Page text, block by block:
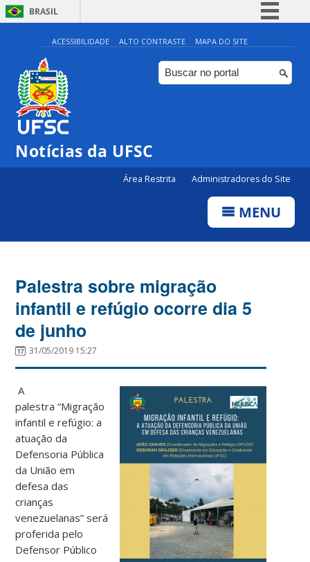
BRASIL
Simplifique!
Comunica BR
Participe
ACESSIBILIDADE ALTO CONTRASTE MAPA DO SITE
Notícias da UFSC
Área Restrita Administradores do Site
MENU
Palestra sobre migração
infantil e refúgio ocorre dia 5
de junho
31/05/2019 15:27
A
palestra “Migração
infantil e refúgio: a
atuação da
Defensoria Pública
da União em
defesa das
crianças
venezuelanas” será
proferida pelo
Defensor Público